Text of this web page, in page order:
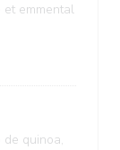
et emmental
quinoa,